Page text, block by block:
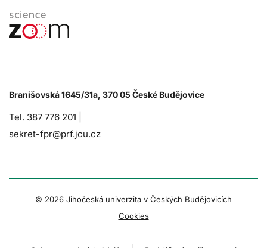
Branišovská 1645/31a, 370 05 České Budějovice
Tel. 387 776 201 |
sekret-fpr@prf.jcu.cz
© 2026 Jihočeská univerzita v Českých Budějovicích
Cookies